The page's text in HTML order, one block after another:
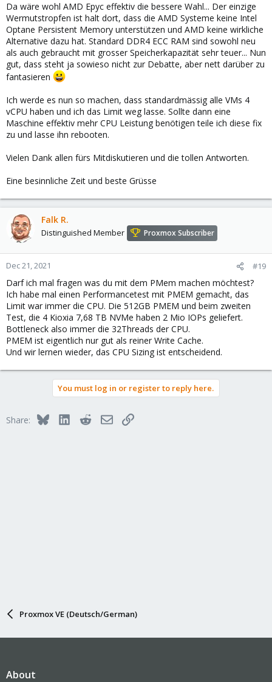
Da wäre wohl AMD Epyc effektiv die bessere Wahl... Der einzige
Wermutstropfen ist halt dort, dass die AMD Systeme keine Intel
Optane Persistent Memory unterstützen und AMD keine wirkliche
Alternative dazu hat. Standard DDR4 ECC RAM sind sowohl neu
als auch gebraucht mit grosser Speicherkapazität sehr teuer... Nun
gut, dass steht ja sowieso nicht zur Debatte, aber nett darüber zu
fantasieren
Ich werde es nun so machen, dass standardmässig alle VMs 4
vCPU haben und ich das Limit weg lasse. Sollte dann eine
Maschine effektiv mehr CPU Leistung benötigen teile ich diese fix
zu und lasse ihn rebooten.
Vielen Dank allen fürs Mitdiskutieren und die tollen Antworten.
Eine besinnliche Zeit und beste Grüsse
Falk R.
Distinguished Member Proxmox Subscriber
Dec 21, 2021 #19
Darf ich mal fragen was du mit dem PMem machen möchtest?
Ich habe mal einen Performancetest mit PMEM gemacht, das
Limit war immer die CPU. Die 512GB PMEM und beim zweiten
Test, die 4 Kioxia 7,68 TB NVMe haben 2 Mio IOPs geliefert.
Bottleneck also immer die 32Threads der CPU.
PMEM ist eigentlich nur gut als reiner Write Cache.
Und wir lernen wieder, das CPU Sizing ist entscheidend.
You must log in or register to reply here.
Share: BlueskyLinkedInRedditEmailLink
Proxmox VE (Deutsch/German)
About